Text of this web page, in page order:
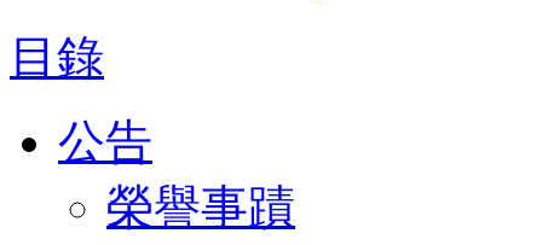
目錄
公告
榮譽事蹟